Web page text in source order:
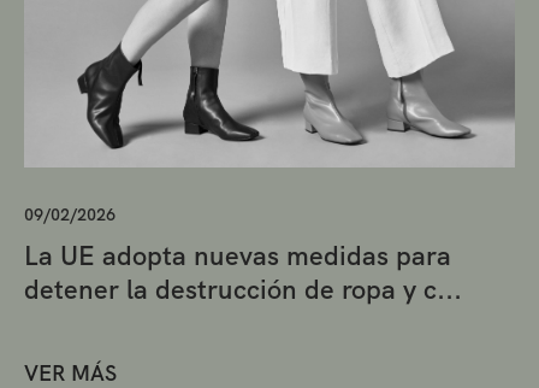
09/02/2026
La UE adopta nuevas medidas para
detener la destrucción de ropa y c...
VER MÁS